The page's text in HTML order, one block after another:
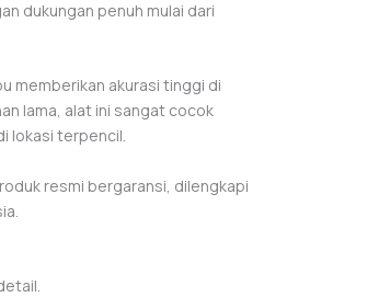
dukungan penuh mulai dari
memberikan akurasi tinggi di
lama, alat ini sangat cocok
lokasi terpencil.
resmi bergaransi, dilengkapi